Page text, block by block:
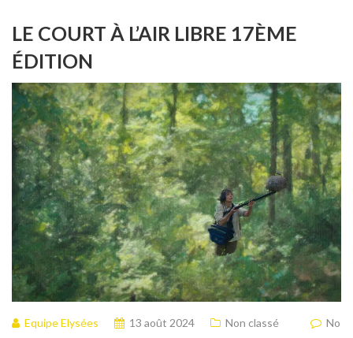
LE COURT À L’AIR LIBRE 17ÈME
ÉDITION
Equipe Elysées 13 août 2024 Non classé
No